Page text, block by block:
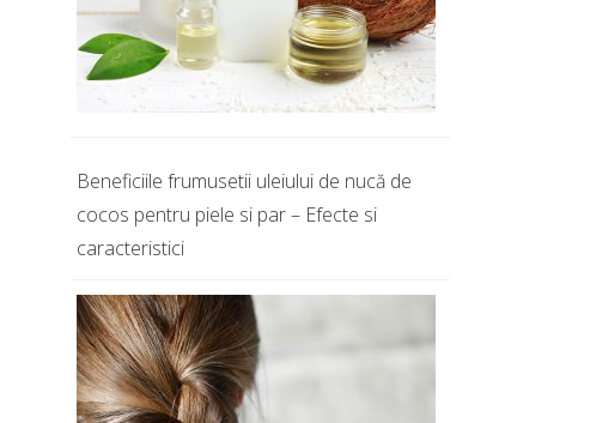
Beneficiile frumusetii uleiului de nucă de
cocos pentru piele si par – Efecte si
caracteristici